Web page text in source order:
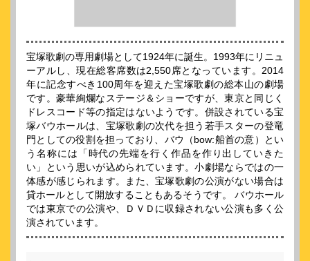
宝塚歌劇の専用劇場として1924年に誕生。1993年にリニュ
ーアルし、現在総客席数は2,550席となっています。2014
年に記念すべき100周年を迎えた宝塚歌劇の総本山の劇場
です。豪華絢爛なステージ＆ショーですが、東京と同じく
ドレスコード等の指定はないようです。併設されている宝
塚バウホールは、宝塚歌劇の次代を担う若手スターの登竜
門としての役割を担っており、バウ（bow:船首の意）とい
う名称には「時代の先端を行く作品を作り出していきた
い」という思いが込められています。小劇場ならではの一
体感が感じられます。また、宝塚歌劇の公演がない場合は
貸ホールとして開放することもあるそうです。 バウホール
では東京での公演や、ＤＶＤに収録されない公演も多く公
演されています。